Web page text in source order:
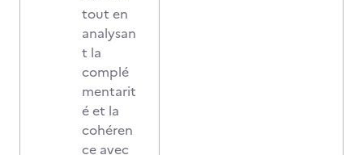
tout en
analysan
t la
complé
mentarit
é et la
cohéren
ce avec